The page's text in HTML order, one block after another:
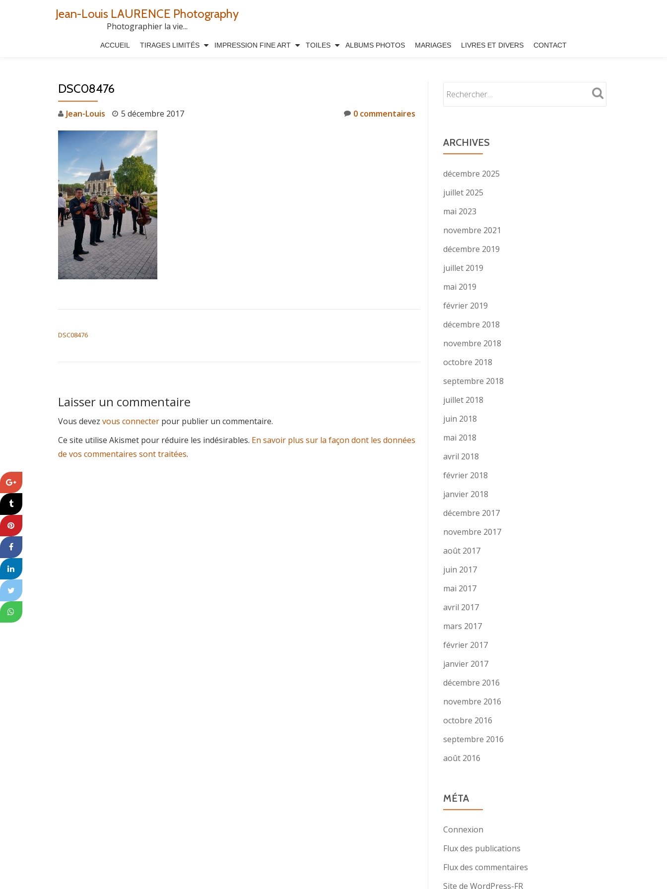
Jean-Louis LAURENCE Photography
Photographier la vie...
ACCUEIL TIRAGES LIMITÉS IMPRESSION FINE ART TOILES ALBUMS PHOTOS MARIAGES LIVRES ET DIVERS CONTACT
DSC08476
Jean-Louis 5 décembre 2017 0 commentaires
DSC08476
Laisser un commentaire
Vous devez vous connecter pour publier un commentaire.
Ce site utilise Akismet pour réduire les indésirables. En savoir plus sur la façon dont les données
de vos commentaires sont traitées.
ARCHIVES
décembre 2025
juillet 2025
mai 2023
novembre 2021
décembre 2019
juillet 2019
mai 2019
février 2019
décembre 2018
novembre 2018
octobre 2018
septembre 2018
juillet 2018
juin 2018
mai 2018
avril 2018
février 2018
janvier 2018
décembre 2017
novembre 2017
août 2017
juin 2017
mai 2017
avril 2017
mars 2017
février 2017
janvier 2017
décembre 2016
novembre 2016
octobre 2016
septembre 2016
août 2016
MÉTA
Connexion
Flux des publications
Flux des commentaires
Site de WordPress-FR